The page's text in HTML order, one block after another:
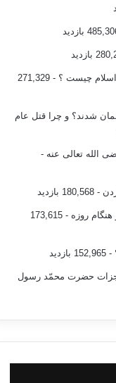
اسلام چیست ؟
- 271,329
شدند؟ و چرا قتل عام
الله تعالی عنه -
- 180,568 بازدید
روزه
- 173,615
- 152,965 بازدید
حضرت محمّد رسول